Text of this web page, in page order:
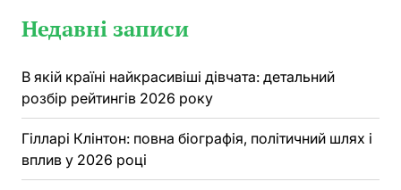
Недавні записи
В якій країні найкрасивіші дівчата: детальний
розбір рейтингів 2026 року
Гілларі Клінтон: повна біографія, політичний шлях і
вплив у 2026 році